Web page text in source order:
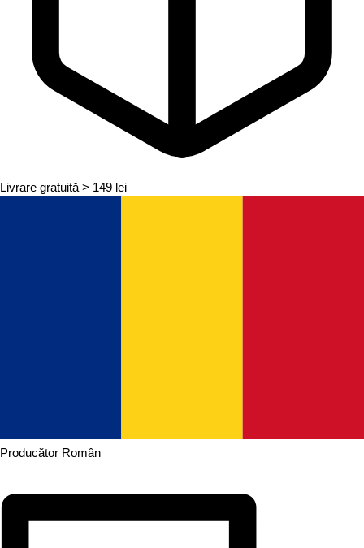
Livrare gratuită > 149 lei
Producător Român